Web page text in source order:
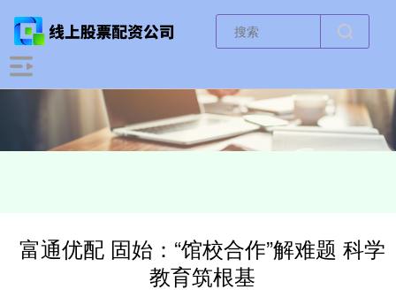
富通优配 固始：“馆校合作”解难题 科学
教育筑根基